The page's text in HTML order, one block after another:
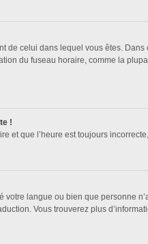
de celui dans lequel vous êtes. Dans
du fuseau horaire, comme la
!
et que l’heure est toujours
votre langue ou bien que personne
Vous trouverez plus